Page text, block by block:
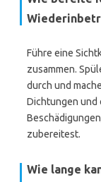
Führe eine
zusammen.
durch und
Dichtungen und
zubereitest.
Wie lange